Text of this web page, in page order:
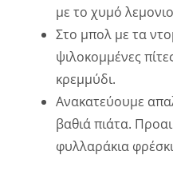
με το χυμό
Στο μπολ με τα
ψιλοκομμένες
κρεμμύδι.
Ανακατεύουμε
βαθιά πιάτα.
φυλλαράκια